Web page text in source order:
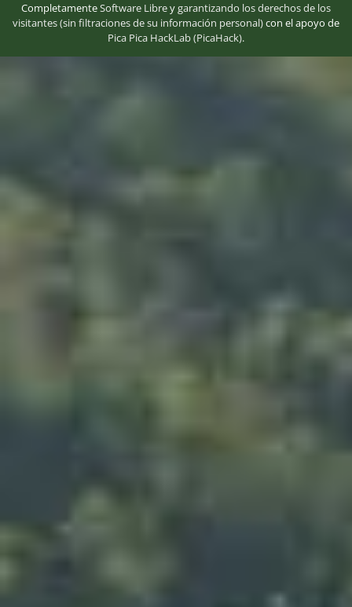
CompletamenteSoftware Libreygarantizando los derechos de los
visitantes (sin filtraciones de su información personal)con el apoyo de
Pica Pica HackLab (PicaHack).